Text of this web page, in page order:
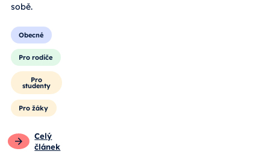
sobě.
Obecné
Pro rodiče
Pro
studenty
Pro žáky
Celý
článek